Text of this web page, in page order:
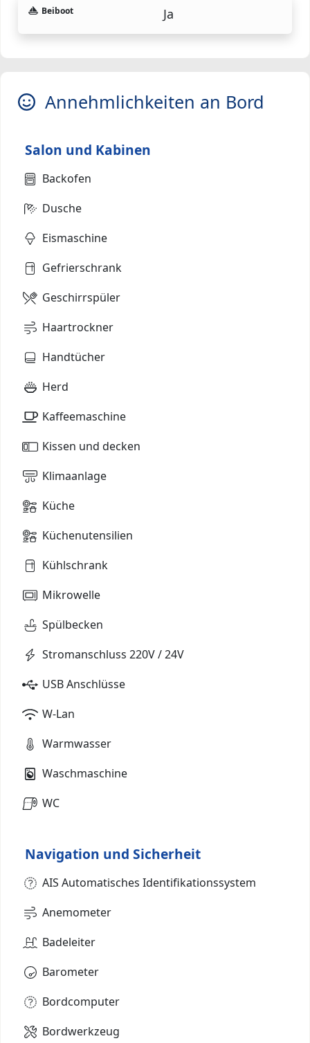
Beiboot Ja
Annehmlichkeiten an Bord
Salon und Kabinen
Backofen
Dusche
Eismaschine
Gefrierschrank
Geschirrspüler
Haartrockner
Handtücher
Herd
Kaffeemaschine
Kissen und decken
Klimaanlage
Küche
Küchenutensilien
Kühlschrank
Mikrowelle
Spülbecken
Stromanschluss 220V / 24V
USB Anschlüsse
W-Lan
Warmwasser
Waschmaschine
WC
Navigation und Sicherheit
AIS Automatisches Identifikationssystem
Anemometer
Badeleiter
Barometer
Bordcomputer
Bordwerkzeug